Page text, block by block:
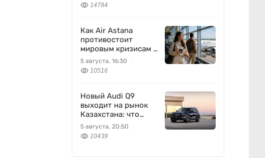
14784
Как Air Astana
противостоит
мировым кризисам в
авиации
5 августа, 16:30
10516
Новый Audi Q9
выходит на рынок
Казахстана: что
известно
5 августа, 20:50
10439